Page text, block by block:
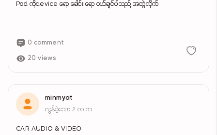
Pod ကိုdevice ရော‌ ခေါင်း ရော ဝယ်ချင်ပါသည် အတွဲလိုက်
0 comment
20 views
minmyat
လွန်ခဲ့သော 2 လ က
CAR AUDIO & VIDEO